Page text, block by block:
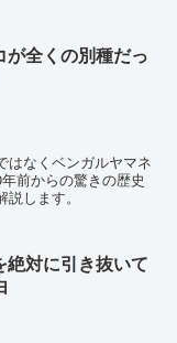
が全くの別種だっ
はなくベンガルヤマネ
前からの驚きの歴史
します。
絶対に引き抜いて